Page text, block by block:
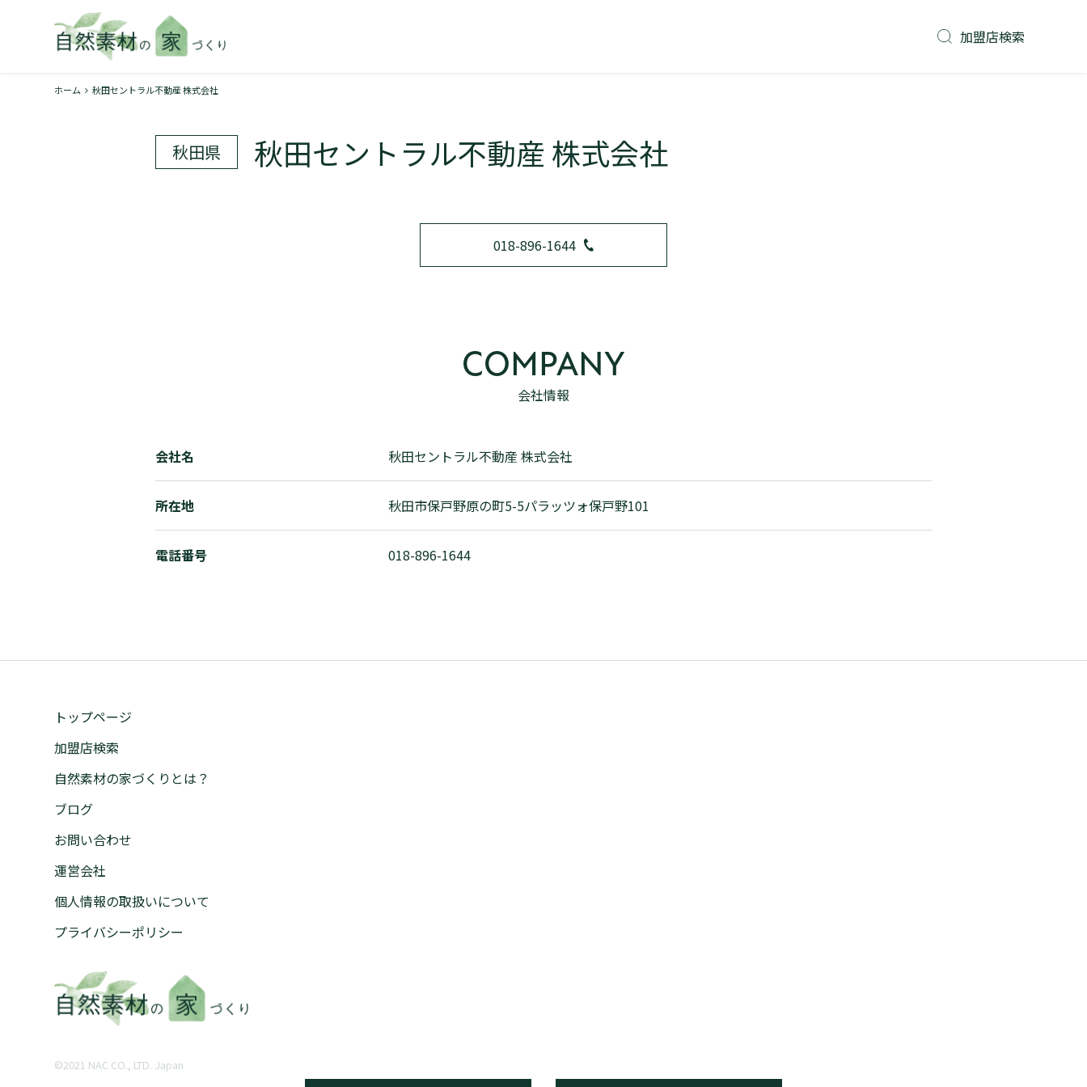
加盟店検索
ホーム 秋田セントラル不動産 株式会社
秋田県 秋田セントラル不動産 株式会社
018-896-1644
COMPANY
会社情報
会社名 秋田セントラル不動産 株式会社
所在地 秋田市保戸野原の町5-5パラッツォ保戸野101
電話番号 018-896-1644
トップページ
加盟店検索
自然素材の家づくりとは？
ブログ
お問い合わせ
運営会社
個人情報の取扱いについて
プライバシーポリシー
©︎2021 NAC CO., LTD. Japan